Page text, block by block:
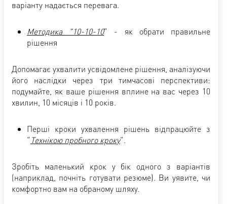
варіанту надається перевага.
Методика "10-10-10" - як обрати правильне
рішення
Допомагає ухвалити усвідомлене рішення, аналізуючи
його наслідки через три тимчасові перспективи:
подумайте, як ваше рішення вплине на вас через 10
хвилин, 10 місяців і 10 років.
Перші кроки ухвалення рішень відпрацюйте з
" Технікою пробного кроку".
Зробіть маленький крок у бік одного з варіантів
(наприклад, почніть готувати резюме). Ви уявите, чи
комфортно вам на обраному шляху.